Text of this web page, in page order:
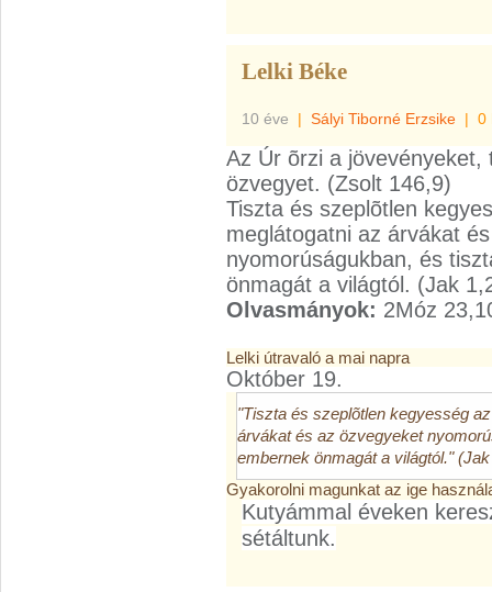
Lelki Béke
10 éve | Sályi Tiborné Erzsike | 0
Az Úr õrzi a
özvegyet. (Zsolt 146,9)
Tiszta és szeplõtlen
meglátogatni az árvákat
nyomorúságukban, és
önmagát a világtól. (Jak
Olvasmányok: 2Móz
Lelki útravaló a mai napra
Október 19.
"Tiszta és szeplõtlen kegyesség
árvákat és az özvegyeket
embernek önmagát a világtól."
Gyakorolni magunkat az ige
Kutyámmal éveken
sétáltunk.